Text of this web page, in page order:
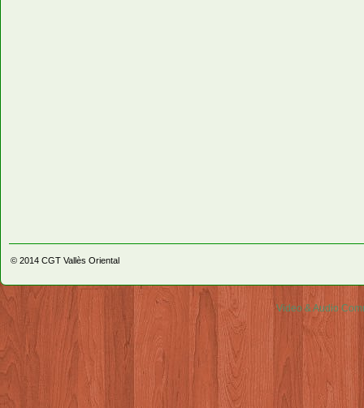
© 2014 CGT Vallès Oriental
Video & Audio